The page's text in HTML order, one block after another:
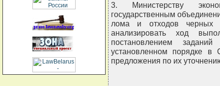
3. Министерству
государственным
лома и отходов черных
анализировать ход
постановлением
установленном порядке в
предложения по их